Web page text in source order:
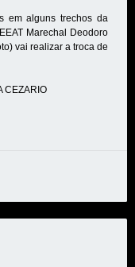
em alguns trechos da
Marechal Deodoro
vai realizar a troca de
CEZARIO